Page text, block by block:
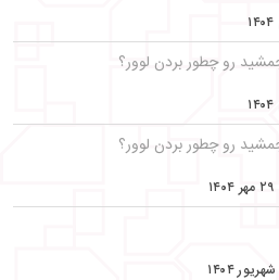
رو چطور بردن لوور؟
رو چطور بردن لوور؟
۲۹ مهر ۱۴۰۴